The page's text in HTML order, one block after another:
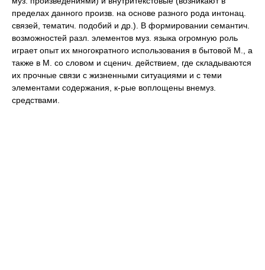
пределах данного произв. на основе разного рода интонац.
связей, тематич. подобий и др.). В формировании семантич.
возможностей разл. элементов муз. языка огромную роль
играет опыт их многократного использования в бытовой М., а
также в М. со словом и сценич. действием, где складываются
их прочные связи с жизненными ситуациями и с теми
элементами содержания, к-рые воплощены внемуз.
средствами.